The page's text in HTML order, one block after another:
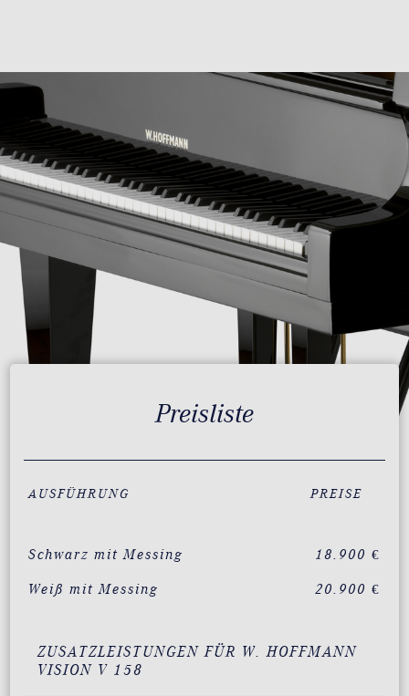
Preisliste
AUSFÜHRUNG PREISE
Schwarz mit Messing 18.900 €
Weiß mit Messing 20.900 €
ZUSATZLEISTUNGEN FÜR W. HOFFMANN
VISION V 158